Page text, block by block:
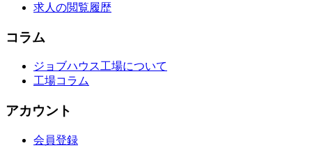
求人の閲覧履歴
コラム
ジョブハウス工場について
工場コラム
アカウント
会員登録